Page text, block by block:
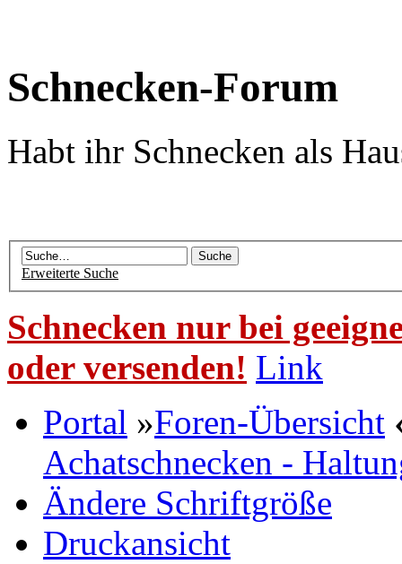
Schnecken-Forum
Habt ihr Schnecken als
Erweiterte Suche
Schnecken nur bei
oder versenden! Link
Portal »Foren-Übersicht
Achatschnecken -
Ändere Schriftgröße
Druckansicht